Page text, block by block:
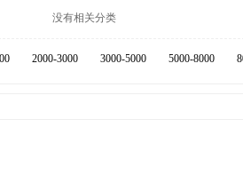
没有相关分类
2000-3000 3000-5000 5000-8000